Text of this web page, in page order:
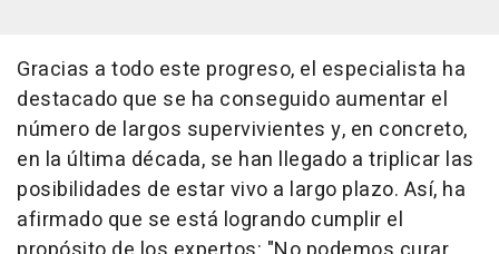
Gracias a todo este progreso, el especialista ha
destacado que se ha conseguido aumentar el
número de largos supervivientes y, en concreto,
en la última década, se han llegado a triplicar las
posibilidades de estar vivo a largo plazo. Así, ha
afirmado que se está logrando cumplir el